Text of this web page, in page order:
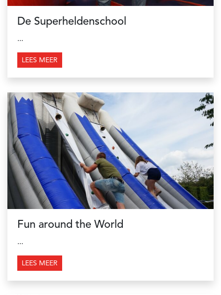
De Superheldenschool
...
LEES MEER
Fun around the World
...
LEES MEER